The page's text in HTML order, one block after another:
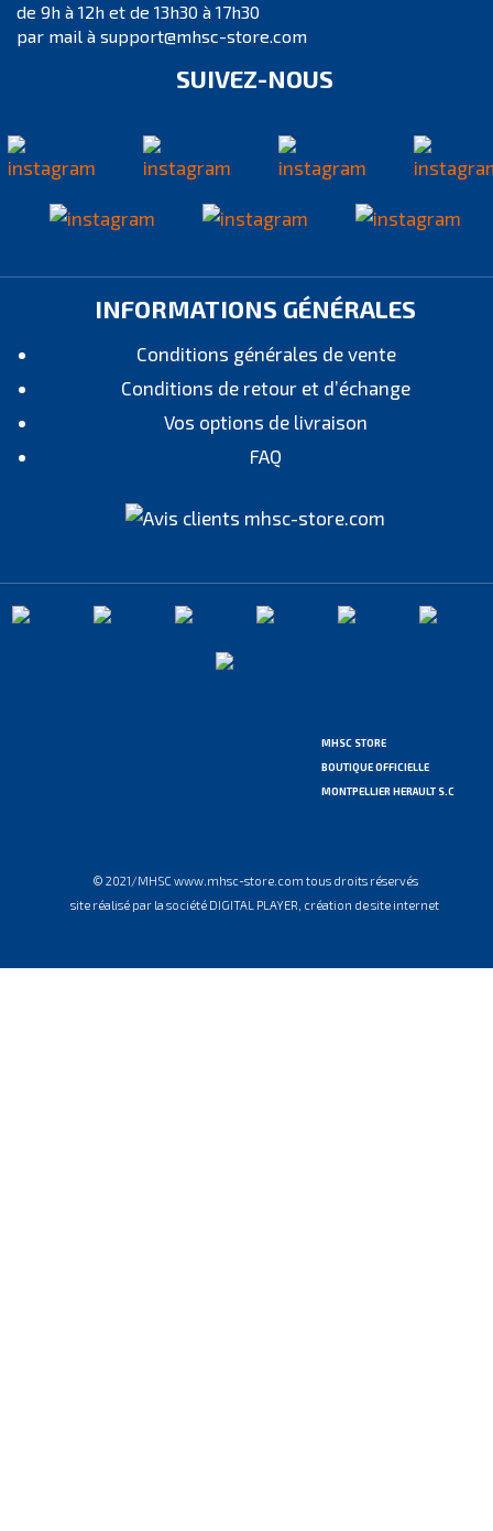
de 9h à 12h et de 13h30 à 17h30
par mail à support@mhsc-store.com
SUIVEZ-NOUS
INFORMATIONS GÉNÉRALES
Conditions générales de vente
Conditions de retour et d’échange
Vos options de livraison
FAQ
MHSC STORE
BOUTIQUE OFFICIELLE
MONTPELLIER HERAULT S.C
© 2021/MHSC www.mhsc-store.com tous droits réservés
site réalisé par la société DIGITAL PLAYER, création de site internet